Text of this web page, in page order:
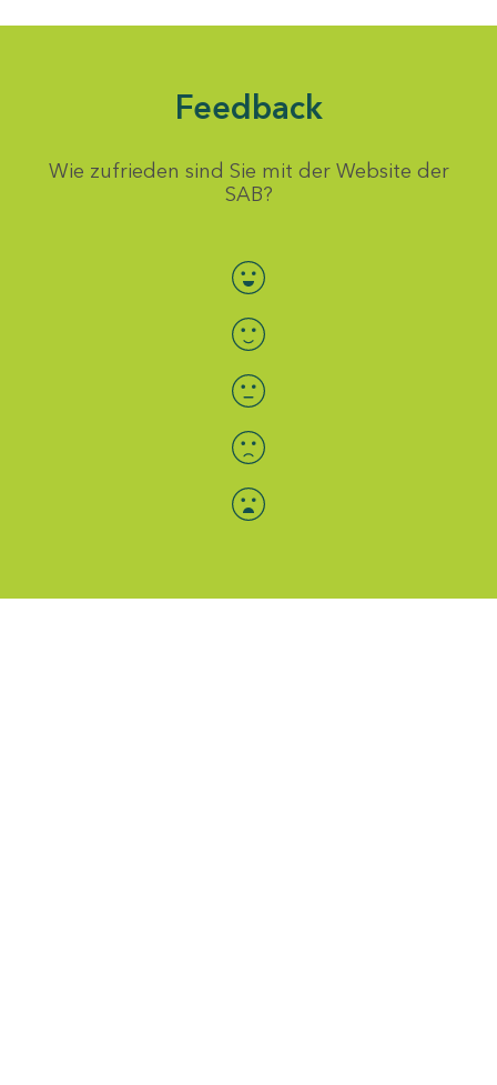
Feedback
Wie zufrieden sind Sie mit der Website der
SAB?
Bewertung auswählen